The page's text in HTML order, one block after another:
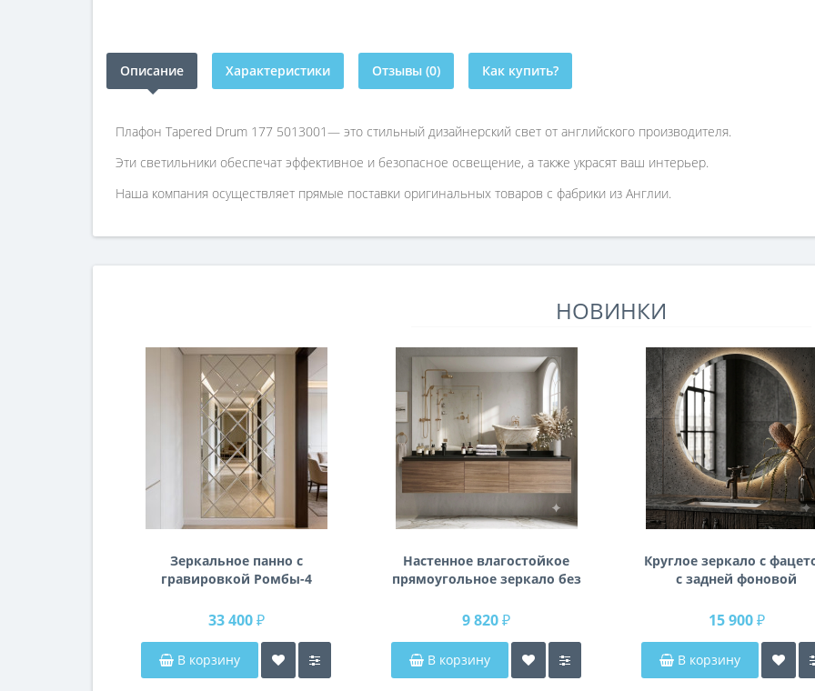
Описание Характеристики Отзывы (0) Как купить?
Плафон Tapered Drum 177 5013001— это стильный дизайнерский свет от английского производителя.
Эти светильники обеспечат эффективное и безопасное освещение, а также украсят ваш интерьер.
Наша компания осуществляет прямые поставки оригинальных товаров с фабрики из Англии.
НОВИНКИ
Зеркальное панно с
гравировкой Ромбы-4
33 400 ₽
В корзину
Настенное влагостойкое
прямоугольное зеркало без
см (1400 мм)
9 820 ₽
В корзину
Круглое зеркало с
с задней фоновой
15 900 ₽
В корзину